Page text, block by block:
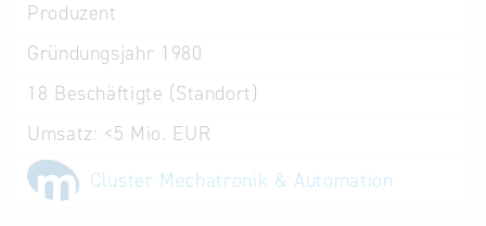
Österreich
Produzent
Gründungsjahr 1980
18 Beschäftigte (Standort)
Umsatz: <5 Mio. EUR
Cluster Mechatronik & Automation